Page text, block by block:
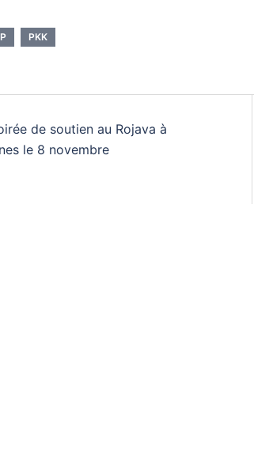
PKK
de soutien au Rojava à
le 8 novembre